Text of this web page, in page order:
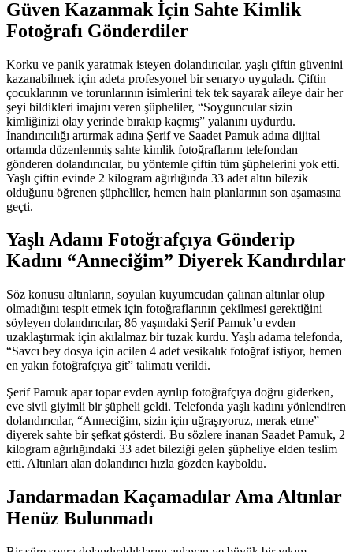
Güven Kazanmak İçin Sahte Kimlik
Fotoğrafı Gönderdiler
Korku ve panik yaratmak isteyen dolandırıcılar, yaşlı çiftin güvenini
kazanabilmek için adeta profesyonel bir senaryo uyguladı. Çiftin
çocuklarının ve torunlarının isimlerini tek tek sayarak aileye dair her
şeyi bildikleri imajını veren şüpheliler, “Soyguncular sizin
kimliğinizi olay yerinde bırakıp kaçmış” yalanını uydurdu.
İnandırıcılığı artırmak adına Şerif ve Saadet Pamuk adına dijital
ortamda düzenlenmiş sahte kimlik fotoğraflarını telefondan
gönderen dolandırıcılar, bu yöntemle çiftin tüm şüphelerini yok etti.
Yaşlı çiftin evinde 2 kilogram ağırlığında 33 adet altın bilezik
olduğunu öğrenen şüpheliler, hemen hain planlarının son aşamasına
geçti.
Yaşlı Adamı Fotoğrafçıya Gönderip
Kadını “Anneciğim” Diyerek Kandırdılar
Söz konusu altınların, soyulan kuyumcudan çalınan altınlar olup
olmadığını tespit etmek için fotoğraflarının çekilmesi gerektiğini
söyleyen dolandırıcılar, 86 yaşındaki Şerif Pamuk’u evden
uzaklaştırmak için akılalmaz bir tuzak kurdu. Yaşlı adama telefonda,
“Savcı bey dosya için acilen 4 adet vesikalık fotoğraf istiyor, hemen
en yakın fotoğrafçıya git” talimatı verildi.
Şerif Pamuk apar topar evden ayrılıp fotoğrafçıya doğru giderken,
eve sivil giyimli bir şüpheli geldi. Telefonda yaşlı kadını yönlendiren
dolandırıcılar, “Anneciğim, sizin için uğraşıyoruz, merak etme”
diyerek sahte bir şefkat gösterdi. Bu sözlere inanan Saadet Pamuk, 2
kilogram ağırlığındaki 33 adet bileziği gelen şüpheliye elden teslim
etti. Altınları alan dolandırıcı hızla gözden kayboldu.
Jandarmadan Kaçamadılar Ama Altınlar
Henüz Bulunmadı